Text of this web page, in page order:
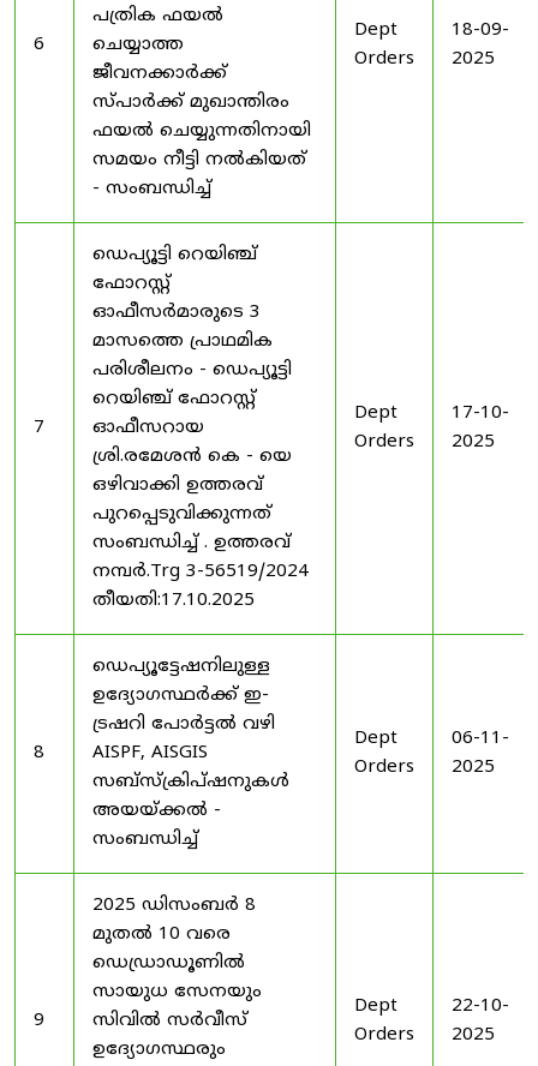
6
പത്രിക ഫയൽ
ചെയ്യാത്ത
ജീവനക്കാർക്ക്
സ്പാർക്ക് മുഖാന്തിരം
ഫയൽ ചെയ്യുന്നതിനായി
സമയം നീട്ടി നൽകിയത്
- സംബന്ധിച്ച്
Dept
Orders
18-09-
2025
7
ഡെപ്യൂട്ടി റെയിഞ്ച്
ഫോറസ്റ്റ്
ഓഫീസർമാരുടെ 3
മാസത്തെ പ്രാഥമിക
പരിശീലനം - ഡെപ്യൂട്ടി
റെയിഞ്ച് ഫോറസ്റ്റ്
ഓഫീസറായ
ശ്രി.രമേശൻ കെ - യെ
ഒഴിവാക്കി ഉത്തരവ്
പുറപ്പെടുവിക്കുന്നത്
സംബന്ധിച്ച് . ഉത്തരവ്
നമ്പർ.Trg 3-56519/2024
തീയതി:17.10.2025
Dept
Orders
17-10-
2025
8
ഡെപ്യൂട്ടേഷനിലുള്ള
ഉദ്യോഗസ്ഥർക്ക് ഇ-
ട്രഷറി പോർട്ടൽ വഴി
AISPF, AISGIS
സബ്‌സ്‌ക്രിപ്‌ഷനുകൾ
അയയ്ക്കൽ -
സംബന്ധിച്ച്
Dept
Orders
06-11-
2025
9
2025 ഡിസംബർ 8
മുതൽ 10 വരെ
ഡെഡ്രാഡൂണിൽ
സായുധ സേനയും
സിവിൽ സർവീസ്
ഉദ്യോഗസ്ഥരും
Dept
Orders
22-10-
2025